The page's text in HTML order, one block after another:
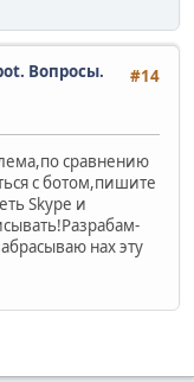
#14
Вопросы.
сравнению
с ботом,пишите
Skype и
нах эту